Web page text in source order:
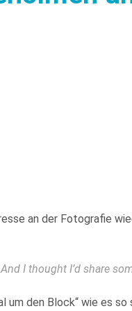
an der Fotografie
I thought I’d share
den Block“ wie es